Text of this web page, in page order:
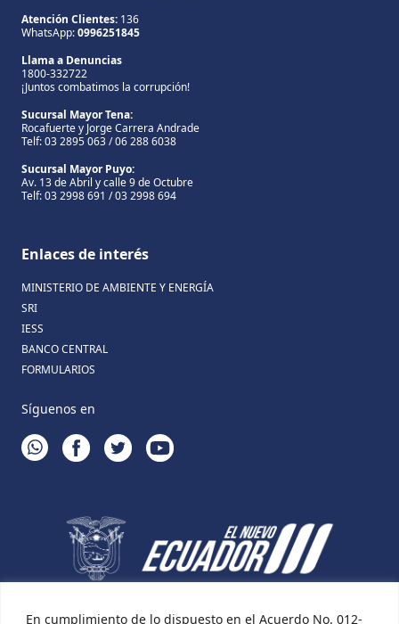
En cumplimiento de lo dispuesto en el Acuerdo No. 012-
Atención Clientes: 136
WhatsApp:0996251845
Llama a Denuncias
1800-332722
¡Juntos combatimos la corrupción!
Sucursal Mayor Tena:
Rocafuerte y Jorge Carrera Andrade
Telf: 03 2895 063 / 06 288 6038
Sucursal Mayor Puyo:
Av. 13 de Abril y calle 9 de Octubre
Telf: 03 2998 691 / 03 2998 694
Enlaces de interés
MINISTERIO DE AMBIENTE Y ENERGÍA
SRI
IESS
BANCO CENTRAL
FORMULARIOS
Síguenos en
WHATSAPPFACEBOOKTWITTERYOUTUBE